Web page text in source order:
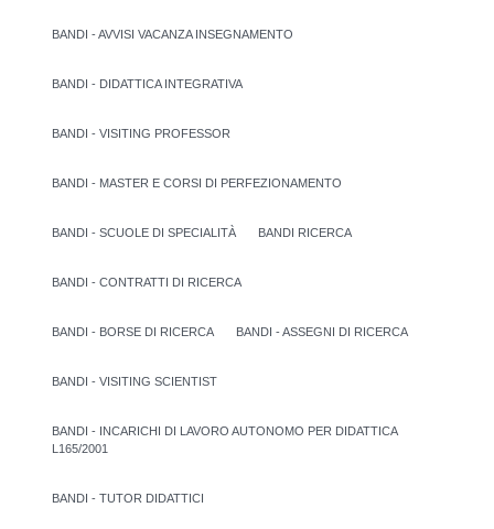
BANDI - AVVISI VACANZA INSEGNAMENTO
BANDI - DIDATTICA INTEGRATIVA
BANDI - VISITING PROFESSOR
BANDI - MASTER E CORSI DI PERFEZIONAMENTO
BANDI - SCUOLE DI SPECIALITÀ BANDI RICERCA
BANDI - CONTRATTI DI RICERCA
BANDI - BORSE DI RICERCA BANDI - ASSEGNI DI RICERCA
BANDI - VISITING SCIENTIST
BANDI - INCARICHI DI LAVORO AUTONOMO PER DIDATTICA
L165/2001
BANDI - TUTOR DIDATTICI